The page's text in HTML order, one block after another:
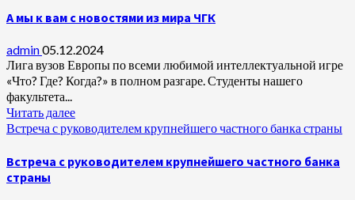
А мы к вам с новостями из мира ЧГК
admin05.12.2024
Лига вузов Европы по всеми любимой интеллектуальной игре
«Что? Где? Когда?» в полном разгаре. Студенты нашего
факультета...
Читать далее
Встреча с руководителем крупнейшего частного банка страны
Встреча с руководителем крупнейшего частного банка
страны